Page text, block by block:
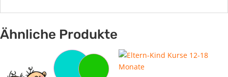
Ähnliche Produkte